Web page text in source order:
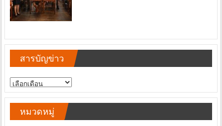
สารบัญข่าว
สารบัญ
ข่าว
หมวดหมู่